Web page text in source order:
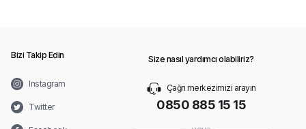
Bizi Takip Edin
Instagram
Twitter
Size nasıl yardımcı olabiliriz?
Çağrı merkezimizi arayın
0850 885 15 15